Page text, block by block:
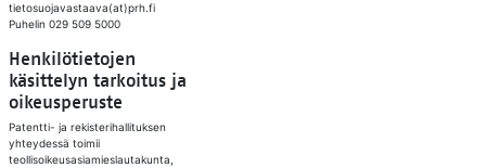
​tietosuojavastaava(at)prh.fi
Puhelin 029 509 5000​
Henkilötietojen
käsittelyn tarkoitus ja
oikeusperuste
Patentti- ja rekisterihallituksen
yhteydessä toimii
teollisoikeusasiamieslautakunta,